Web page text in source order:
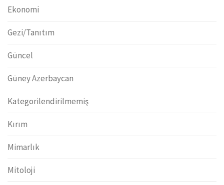
Ekonomi
Gezi/Tanıtım
Güncel
Güney Azerbaycan
Kategorilendirilmemiş
Kırım
Mimarlık
Mitoloji